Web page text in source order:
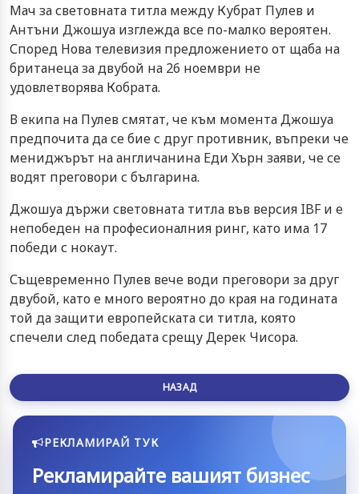
Мач за световната титла между Кубрат Пулев и
Антъни Джошуа изглежда все по-малко вероятен.
Според Нова телевизия предложението от щаба на
британеца за двубой на 26 ноември не
удовлетворява Кобрата.
В екипа на Пулев смятат, че към момента Джошуа
предпочита да се бие с друг противник, въпреки че
мениджърът на англичанина Еди Хърн заяви, че се
водят преговори с българина.
Джошуа държи световната титла във версия IBF и е
непобеден на професионалния ринг, като има 17
победи с нокаут.
Същевременно Пулев вече води преговори за друг
двубой, като е много вероятно до края на годината
той да защити европейската си титла, която
спечели след победата срещу Дерек Чисора.
НАЗАД
РЕКЛАМИРАЙ ТУК
Рекламирайте вашият бизнес